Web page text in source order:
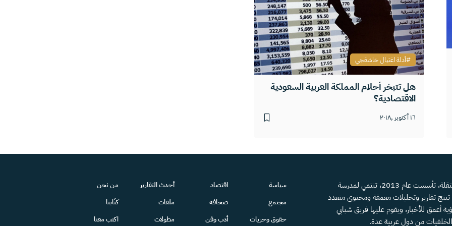
هل تتبخر أحلام المملكة العربية السعودية
الاقتصادية؟
١٦ أكتوبر ,٢٠١٨
أدلة اغتيال خاشقجي
منصة إعلامية مستقلة، تأسست عام 2013، تنتمي لمدرسة
تنتج تقارير وتحليلات معمقة ومحتوى متعدد
أعمق للأخبار، ويقوم عليها فريق شبابي
من دول عربية عدة.
سياسة
مجتمع
حقوق وحريات
اقتصاد
صحافة
أدب وفن
أحدث التقارير
ملفات
مطولات
من نحن
كتّابنا
اكتب معنا